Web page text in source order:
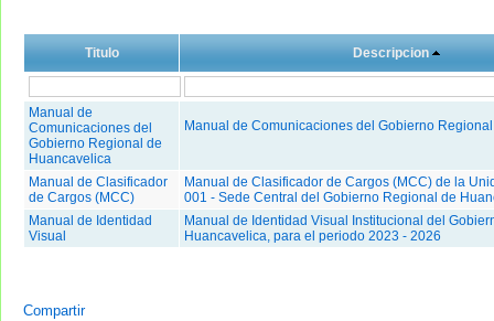
Titulo Descripcion
Manual de
Comunicaciones del
Gobierno Regional de
Huancavelica
Manual de Comunicaciones del Gobierno
Manual de Clasificador
de Cargos (MCC)
Manual de Clasificador de Cargos (MCC) de la
001 - Sede Central del Gobierno Regional de
Manual de Identidad
Visual
Manual de Identidad Visual Institucional del
Huancavelica, para el periodo 2023 - 2026
Compartir